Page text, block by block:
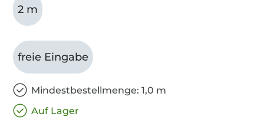
2 m
freie Eingabe
Mindestbestellmenge: 1,0 m
Auf Lager